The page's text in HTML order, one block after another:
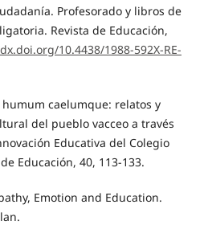
Profesorado y libros de
Revista de Educación,
10.4438/1988-592X-RE-
humum caelumque: relatos y
del pueblo vacceo a través
Educativa del Colegio
Educación, 40, 113-133.
Emotion and Education.